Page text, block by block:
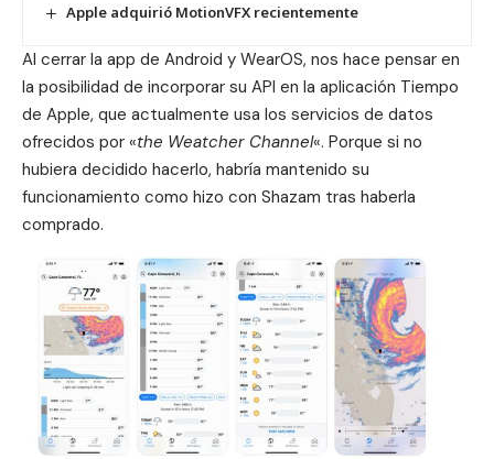
Apple adquirió MotionVFX recientemente
Al cerrar la app de Android y WearOS, nos hace pensar en
la posibilidad de incorporar su API en la aplicación Tiempo
de Apple, que actualmente usa los servicios de datos
ofrecidos por «the Weatcher Channel«. Porque si no
hubiera decidido hacerlo, habría mantenido su
funcionamiento como hizo con Shazam tras haberla
comprado.